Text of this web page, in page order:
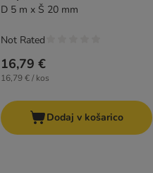
D 5 m x Š 20 mm
16,79 €
16,79 € / kos
Not Rated
Dodaj v košarico